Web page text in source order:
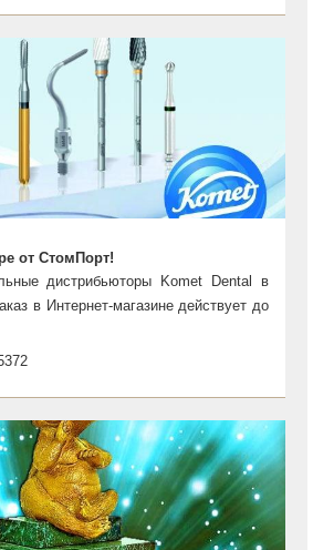
от СтомПорт!
дистрибьюторы Komet Dental в
в Интернет-магазине действует до